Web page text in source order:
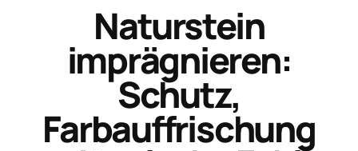
Naturstein
imprägnieren:
Schutz,
Farbauffrischung